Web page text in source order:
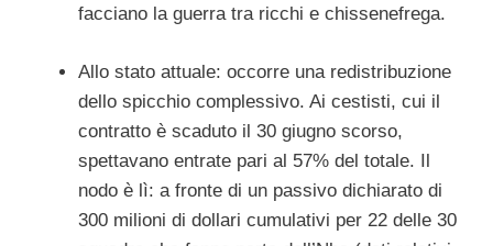
facciano la guerra tra ricchi e chissenefrega.
Allo stato attuale: occorre una redistribuzione
dello spicchio complessivo. Ai cestisti, cui il
contratto è scaduto il 30 giugno scorso,
spettavano entrate pari al 57% del totale. Il
nodo è lì: a fronte di un passivo dichiarato di
300 milioni di dollari cumulativi per 22 delle 30